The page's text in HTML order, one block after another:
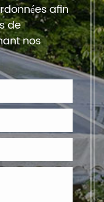
afin
de
nos